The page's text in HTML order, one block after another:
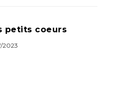
petits coeurs
2023